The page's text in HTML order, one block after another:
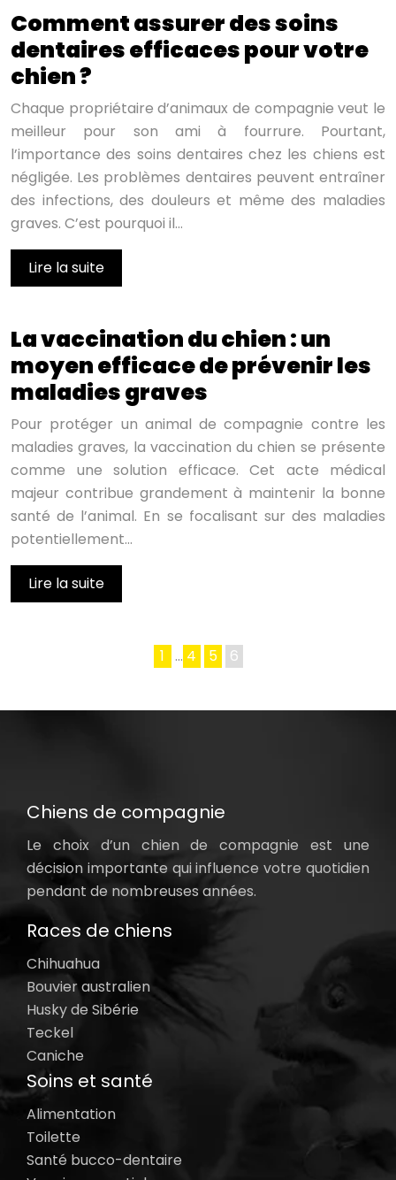
Comment assurer des soins
dentaires efficaces pour votre
chien ?
Chaque propriétaire d’animaux de compagnie veut le
meilleur pour son ami à fourrure. Pourtant,
l’importance des soins dentaires chez les chiens est
négligée. Les problèmes dentaires peuvent entraîner
des infections, des douleurs et même des maladies
graves. C’est pourquoi il…
Lire la suite
La vaccination du chien : un
moyen efficace de prévenir les
maladies graves
Pour protéger un animal de compagnie contre les
maladies graves, la vaccination du chien se présente
comme une solution efficace. Cet acte médical
majeur contribue grandement à maintenir la bonne
santé de l’animal. En se focalisant sur des maladies
potentiellement…
Lire la suite
1 … 4 5 6
Chiens de compagnie
Le choix d’un chien de compagnie est une
décision importante qui influence votre quotidien
pendant de nombreuses années.
Races de chiens
Chihuahua
Bouvier australien
Husky de Sibérie
Teckel
Caniche
Soins et santé
Alimentation
Toilette
Santé bucco-dentaire